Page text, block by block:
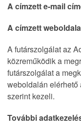
A címzett e-mail
A címzett
A futárszolgálat az
közreműködik a
futárszolgálat a
weboldalán
szerint kezeli.
További